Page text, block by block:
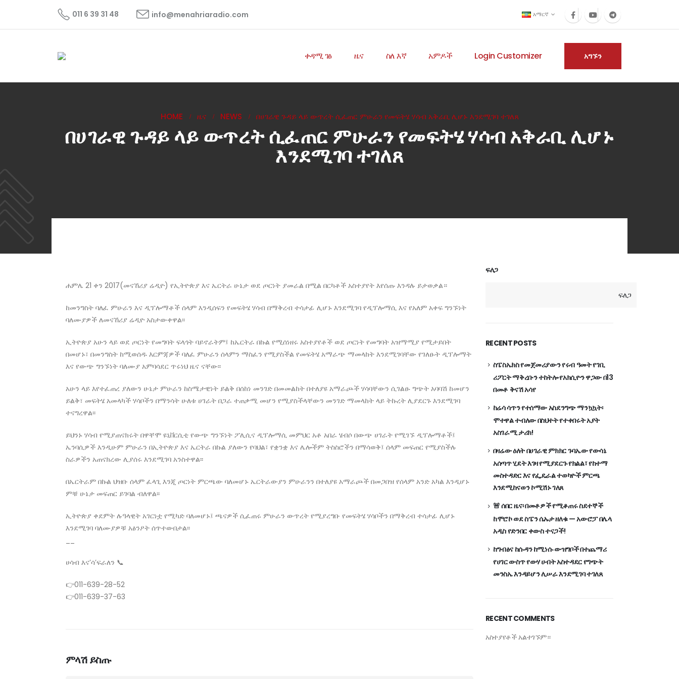
011 6 39 31 48 info@menahriaradio.com አማርኛ
ቀዳሚ ገፅ ዜና ስለ እኛ አምዶች Login Customizer አግኙን
HOME ዜና NEWS በሀገራዊ ጉዳይ ላይ ውጥረት ሲፈጠር ምሁራን የመፍትሄ ሃሳብ አቅራቢ ሊሆኑ እንደሚገባ ተገለጸ
በሀገራዊ ጉዳይ ላይ ውጥረት ሲፈጠር ምሁራን የመፍትሄ ሃሳብ አቅራቢ ሊሆኑ
እንደሚገባ ተገለጸ
ሐምሌ 21 ቀን 2017(መናኸሪያ ሬዲዮ) የኢትዮጵያ እና ኤርትራ ሁኔታ ወደ ጦርነት ያመራል በሚል በርካቶች አስተያየት እየሰጡ እንዳሉ ይታወቃል።
ከመንግስት ባለፈ ምሁራን እና ዲፕሎማቶች ሰላም እንዲሰፍን የመፍትሄ ሃሳብ በማቅረብ ተሳታፊ ሊሆኑ እንደሚገባ የዲፕሎማሲ እና የአለም አቀፍ ግንኙነት
ባለሙያዎች ለመናኸሪያ ሬዲዮ አስታውቀዋል፡፡
ኢትዮጵያ አሁን ላይ ወደ ጦርነት የመግባት ፍላጎት ባይኖራትም፤ ከኤርትራ በኩል የሚሰነዘሩ አስተያየቶች ወደ ጦርነት የመግባት አዝማሚያ የሚታይበት
በመሆኑ፣ በመንግስት ከሚወሰዱ እርምጃዎች ባለፈ ምሁራን ሰላምን ማስፈን የሚያስችል የመፍትሄ አማራጭ ማመላከት እንደሚገባቸው የገለፁት ዲፕሎማት
እና የውጭ ግንኙነት ባለሙያ አምባሳደር ጥሩነህ ዜና ናቸው፡፡
አሁን ላይ እየተፈጠረ ያለውን ሁኔታ ምሁራን ከስሜታዊነት ይልቅ በሰከነ መንገድ በመመልከት በተለያዩ አማራጮች ሃሳባቸውን ሲገልፁ ግጭት አባባሽ ከመሆን
ይልቅ፣ መፍትሄ አመላካች ሃሳቦችን በማንሳት ሁለቱ ሀገራት በጋራ ተጠቃሚ መሆን የሚያስችላቸውን መንገድ ማመላከት ላይ ትኩረት ሊያደርጉ እንደሚገባ
ተናግረዋል፡፡
ይህንኑ ሃሳብ የሚያጠናክሩት በዋቸሞ ዩኒቨርሲቲ የውጭ ግንኙነት ፖሊሲና ዲፕሎማሲ መምህር አቶ አበራ ሄብሶ በውጭ ሀገራት የሚገኙ ዲፕሎማቶች፤
ኤንባሲዎች እንዲሁም ምሁራን በኢትዮጵያ እና ኤርትራ በኩል ያለውን የባህል፣ የቋንቋ እና ሌሎችም ትስስሮችን በማሳወቅ፤ ሰላም መፍጠር የሚያስችሉ
ስራዎችን አጠናክረው ሊያሰሩ እንደሚገባ አንስተዋል፡፡
በኤርትራም በኩል ህዝቡ ሰላም ፈላጊ እንጂ ጦርነት ምርጫው ባለመሆኑ ኤርትራውያን ምሁራንን በተለያዩ አማራጮች በመጋበዝ የሰላም አንድ አካል እንዲሆኑ
ምቹ ሁኔታ መፍጠር ይገባል ብለዋል፡፡
ኢትዮጵያ ቀደምት ሉዓላዊት አገርነቷ የሚካድ ባለመሆኑ፤ ጫናዎች ሲፈጠሩ ምሁራን ውጥረት የሚያረግቡ የመፍትሄ ሃሳቦችን በማቅረብ ተሳታፊ ሊሆኑ
እንደሚገባ ባለሙያዎቹ አፅንዖት ሰጥተውበታል፡፡
ሀሳብ እና’ሳ’ፍራለን 📞
👉011-639-28-52
👉011-639-37-63
ምላሽ ይስጡ
ፍለጋ
ፍለጋ
RECENT POSTS
ስፔስኤክስ የመጀመሪያውን የሩብ ዓመት የገቢ
ሪፖርት ማቅረቡን ተከትሎ የአክሲዮን ዋጋው በ13
በመቶ ቅናሽ አሳየ
ከሬሳ ሳጥን የተሰማው አስደንግጭ ማንኳኳት፡
ሞተዋል ተብለው በስህተት የተቀበሩት አያት
አስገራሚ ታሪክ!
በዛሬው ዕለት በሀገራዊ ምክክር ጉባኤው የውሳኔ
አሰጣጥ ሂደት እገዛ የሚያደርጉ የክልል፣ የከተማ
መስተዳድር እና የፌዴራል ተወካዮች ምርጫ
እንደሚከናወን ኮሚሽኑ ገለጸ
🚨 ሰበር ዜና፡ በመቶዎች የሚቆጠሩ ስደተኞች
ከሞሮኮ ወደ ስፔን ሴኡታ ዘለቁ — አውሮፓ በሌላ
አዲስ የድንበር ቀውስ ተናጋች!
ከግብፅና ከሱዳን ከሚነሱ ውዝግቦች በተጨማሪ
የሀገር ውስጥ የውሃ ሀብት አስተዳደር የግጭት
መንስኤ እንዳይሆን ሊሠራ እንደሚገባ ተገለጸ
RECENT COMMENTS
አስተያየቶች አልተገኙም።